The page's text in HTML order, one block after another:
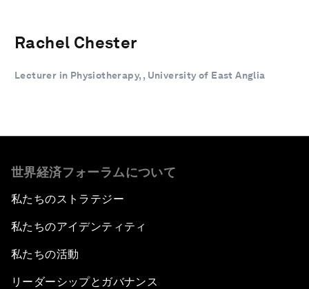
Rachel Chester
Lecturer in Physiotherapy, , University of East Anglia
世界経済フォーラムについて
私たちのストラテジー
私たちのアイデンティティ
私たちの活動
リーダーシップとガバナンス